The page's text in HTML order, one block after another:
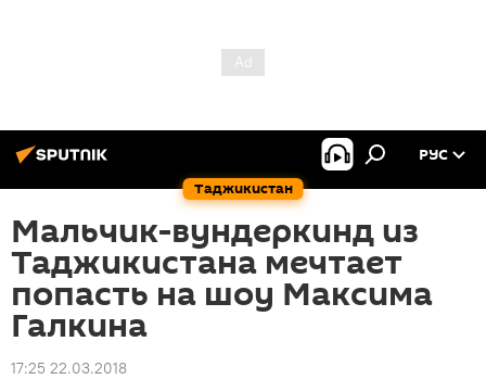
Таджикистан
РУС
Мальчик-вундеркинд из
Таджикистана мечтает
попасть на шоу Максима
Галкина
17:25 22.03.2018